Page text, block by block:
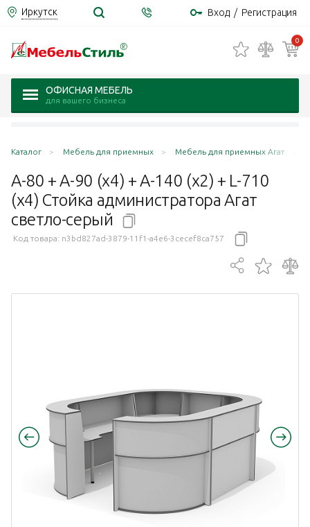
Иркутск Вход / Регистрация
0
ОФИСНАЯ МЕБЕЛЬ
для вашего бизнеса
Каталог Мебель для приемных Мебель для приемных Агат
A-80 + A-90 (x4) + A-140 (x2) + L-710
(x4) Стойка администратора Агат
светло-серый
Код товара: n3bd827ad-3879-11f1-a4e6-3cecef8ca757